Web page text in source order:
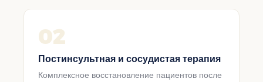
02
Постинсультная и сосудистая терапия
Комплексное восстановление пациентов после